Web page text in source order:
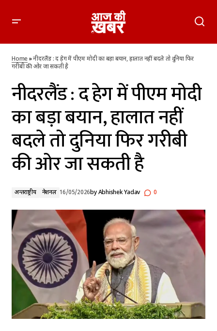
फिर गरीबी की ओर जा सकती है
Home»नीदरलैंड : द हेग में पीएम मोदी का बड़ा बयान, हालात नहीं बदले तो दुनिया फिर
गरीबी की ओर जा सकती है
नीदरलैंड : द हेग में पीएम मोदी
का बड़ा बयान, हालात नहीं
बदले तो दुनिया फिर गरीबी
की ओर जा सकती है
अन्तर्राष्ट्रीय नेशनल 16/05/2026by Abhishek Yadav 0